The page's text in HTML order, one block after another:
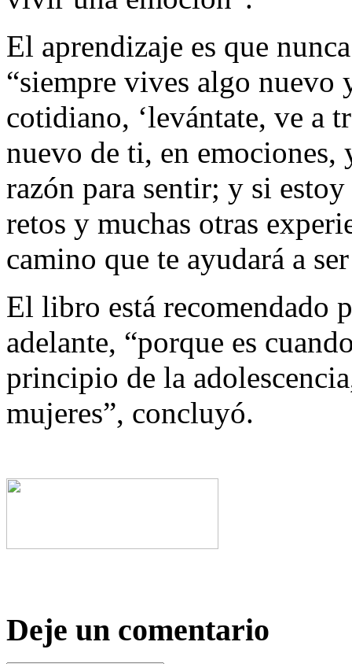
El aprendizaje es que
“siempre vives algo nuevo
cotidiano, ‘levántate, ve a
nuevo de ti, en emociones,
razón para sentir; y si
retos y muchas otras
camino que te ayudará a
El libro está recomendado
adelante, “porque es
principio de la
mujeres”, concluyó.
Deje un comentario